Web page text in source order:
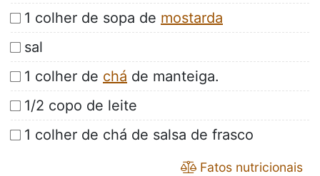
1 colher de sopa de mostarda
sal
1 colher de chá de manteiga.
1/2 copo de leite
1 colher de chá de salsa de frasco
Fatos nutricionais